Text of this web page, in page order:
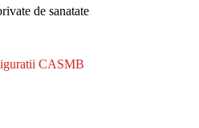
de sanatate
CASMB